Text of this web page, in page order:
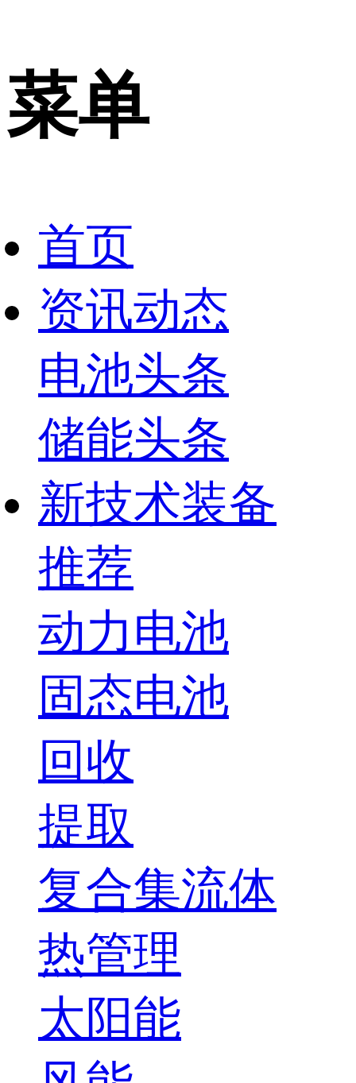
菜单
首页
资讯动态
电池头条
储能头条
新技术装备
推荐
动力电池
固态电池
回收
提取
复合集流体
热管理
太阳能